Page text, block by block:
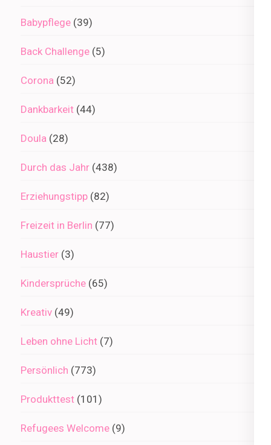
Babypflege (39)
Back Challenge (5)
Corona (52)
Dankbarkeit (44)
Doula (28)
Durch das Jahr (438)
Erziehungstipp (82)
Freizeit in Berlin (77)
Haustier (3)
Kindersprüche (65)
Kreativ (49)
Leben ohne Licht (7)
Persönlich (773)
Produkttest (101)
Refugees Welcome (9)